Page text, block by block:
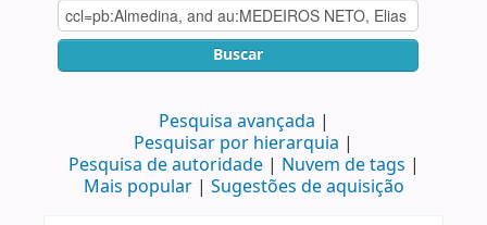
Buscar
Pesquisa avançada
Pesquisar por hierarquia
Pesquisa de autoridade
Nuvem de tags
Mais popular
Sugestões de aquisição